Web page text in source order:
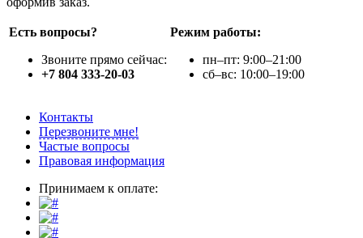
Есть вопросы?
Звоните прямо сейчас:
+7 804 333-20-03
Режим работы:
пн–пт: 9:00–21:00
сб–вс: 10:00–19:00
Контакты
Перезвоните мне!
Частые вопросы
Правовая информация
Принимаем к оплате: